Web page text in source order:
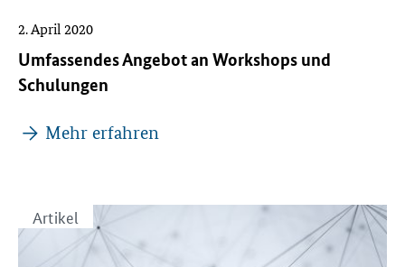
Umfassendes Angebot an Workshops und
Schulungen
2. April 2020
Mehr erfahren
Artikel